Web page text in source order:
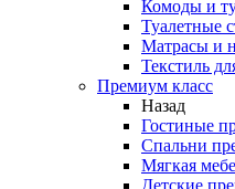
Комоды и
Туалетные
Матрасы и
Текстиль
Премиум класс
Назад
Гостиные
Спальни
Мягкая
Детские